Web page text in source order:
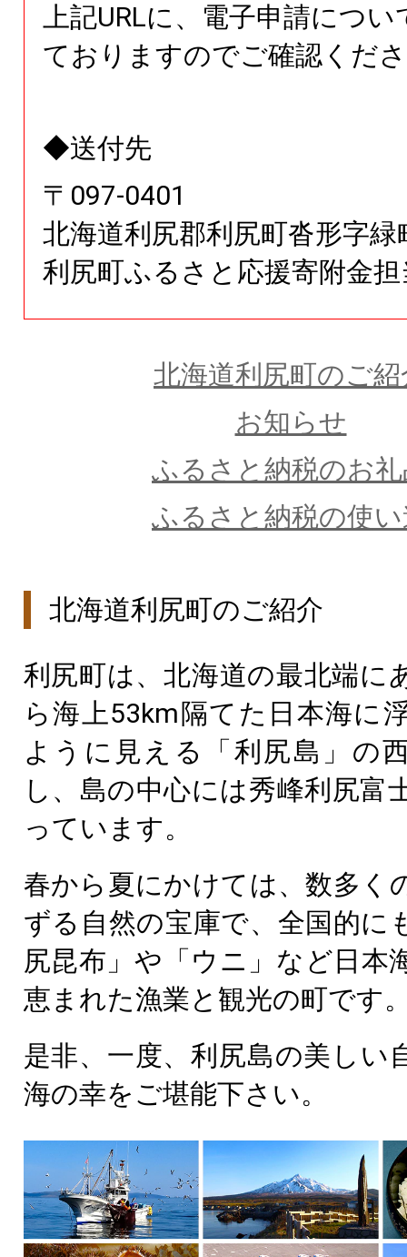
上記URLに、電子申請につい
ておりますのでご確認くだ
◆送付先
〒 097-0401
北海道利尻郡利尻町沓形字緑
利尻町ふるさと応援寄附金担
北海道利尻町のご紹
お知らせ
ふるさと納税のお
ふるさと納税の使
北海道利尻町のご紹介
利尻町は、北海道の最北端に
ら海上53km隔てた日本海に
ように見える「利尻島」の
し、島の中心には秀峰利尻富
っています。
春から夏にかけては、数多く
ずる自然の宝庫で、全国的に
尻昆布」や「ウニ」など日本
恵まれた漁業と観光の町です
是非、一度、利尻島の美しい
海の幸をご堪能下さい。